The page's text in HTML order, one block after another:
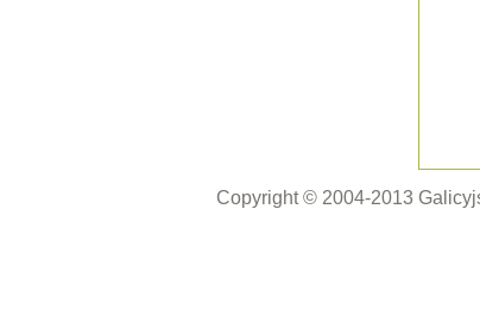
Copyright © 2004-2013